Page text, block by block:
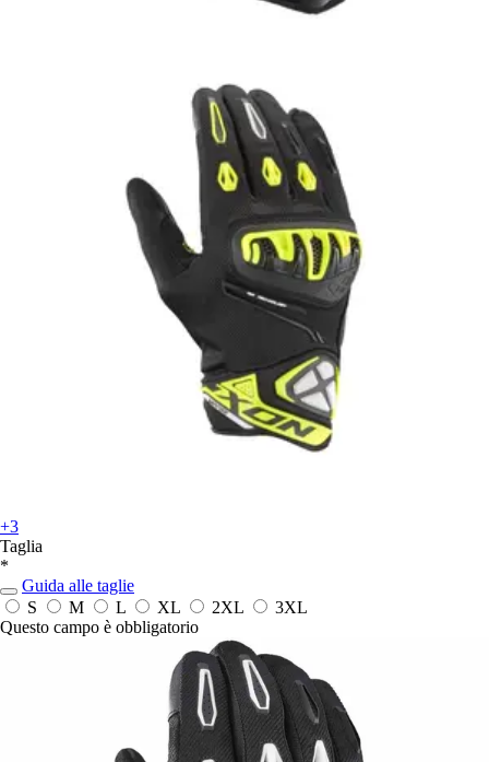
+3
Taglia
*
Guida alle taglie
S
M L XL 2XL
3XL
Questo campo è obbligatorio